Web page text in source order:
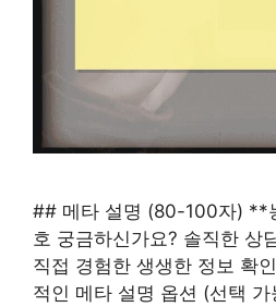
## 메타 설명 (80-100자) **
호 궁금하신가요? 솔직한 상
직접 경험한 생생한 정보
적인 메타 설명 옵션 (선택